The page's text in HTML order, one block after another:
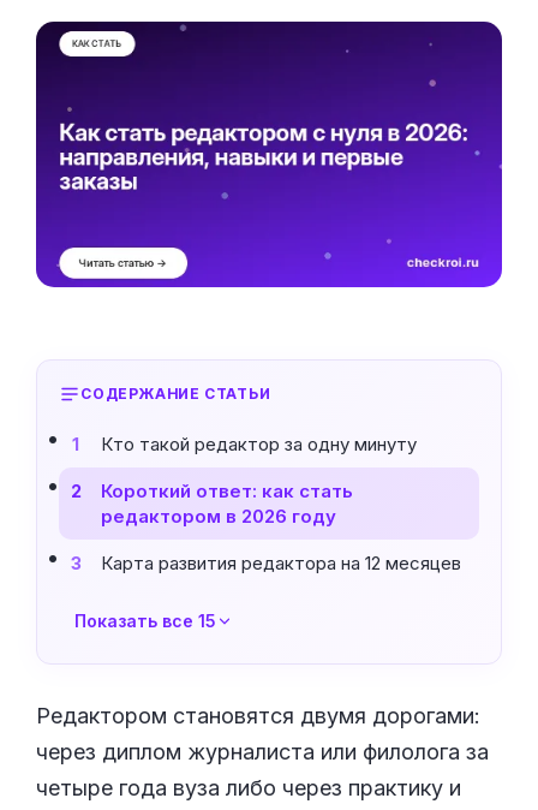
СОДЕРЖАНИЕ СТАТЬИ
1 Кто такой редактор за одну минуту
2
Короткий ответ: как стать
редактором в 2026 году
3 Карта развития редактора на 12 месяцев
Показать все 15
Редактором становятся двумя дорогами:
через диплом журналиста или филолога за
четыре года вуза либо через практику и